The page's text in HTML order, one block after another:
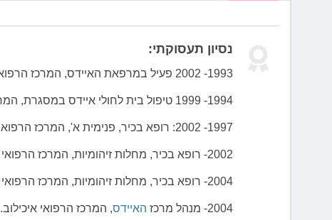
נסיון תעסוקתי:
1993- 2002 פעיל במרפאת האיידס, המרכז הרפואי איכילוב.
1994- 1999 טיפול בית לחולי איידס במסגרת, המרכז הרפואי איכילוב.
1997- 2002: רופא בכיר, פנימית א', המרכז הרפואי איכילוב.
2002- רופא בכיר, מחלות זיהומיות, המרכז הרפואי איכילוב.
2004- רופא בכיר, מחלות זיהומיות, המרכז הרפואי איכילוב.
2004- מנהל מרכז האיידס, המרכז הרפואי איכילוב.